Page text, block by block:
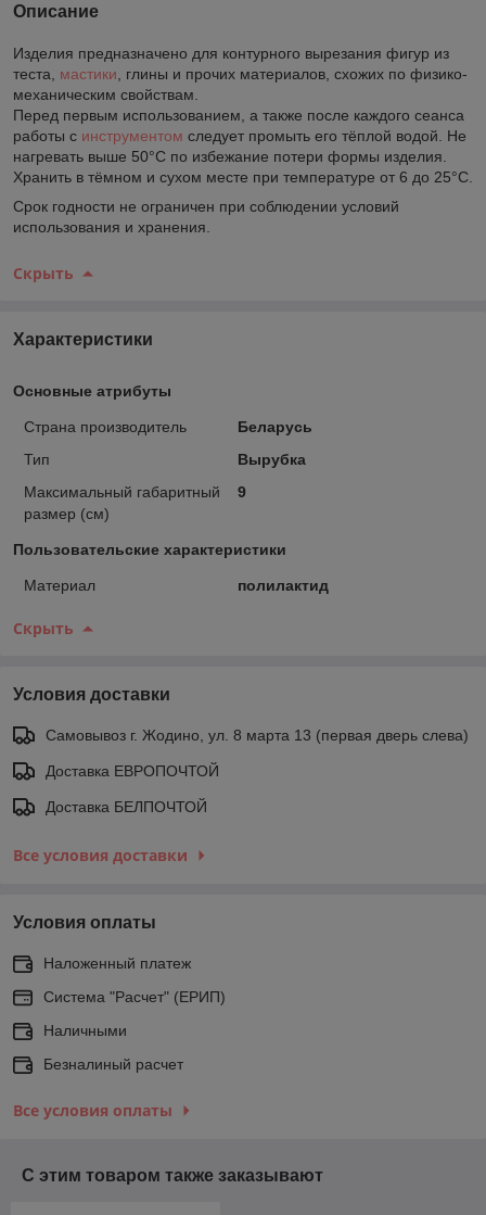
Описание
Изделия предназначено для контурного вырезания фигур из
теста, мастики , глины и прочих материалов, схожих по физико-
механическим свойствам.
Перед первым использованием, а также после каждого сеанса
работы с инструментом следует промыть его тёплой водой. Не
нагревать выше 50°С по избежание потери формы изделия.
Хранить в тёмном и сухом месте при температуре от 6 до 25°С.
Срок годности не ограничен при соблюдении условий
использования и хранения.
Скрыть
Характеристики
Основные атрибуты
Страна производитель
Беларусь
Тип
Вырубка
Максимальный габаритный
размер (см)
9
Пользовательские характеристики
Материал полилактид
Скрыть
Условия доставки
Самовывоз г. Жодино, ул. 8 марта 13 (первая дверь слева)
Доставка ЕВРОПОЧТОЙ
Доставка БЕЛПОЧТОЙ
Все условия доставки
Условия оплаты
Наложенный платеж
Система "Расчет" (ЕРИП)
Наличными
Безналиный расчет
Все условия оплаты
С этим товаром также заказывают